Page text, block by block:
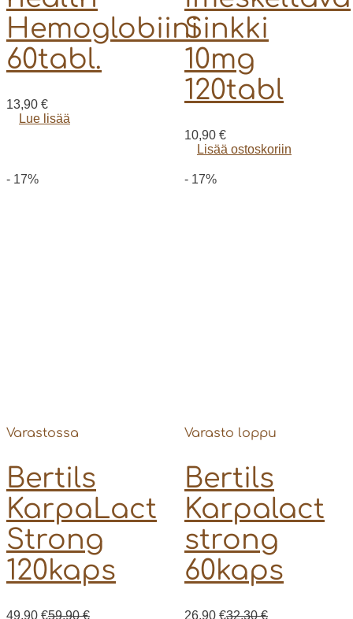
Hemoglobiini
60tabl.
13,90 €
Lue lisää
Sinkki
10mg
120tabl
10,90 €
Lisää ostoskoriin
- 17%
Varastossa
Bertils
KarpaLact
Strong
120kaps
59,90€
49,90 €
- 17%
Varasto loppu
Bertils
Karpalact
strong
60kaps
32,30€
26,90 €